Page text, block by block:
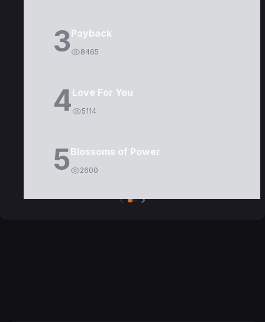
3Payback
8465
4Love For You
5114
5Blossoms of Power
2600